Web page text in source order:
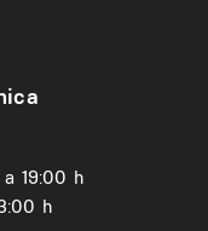
19:00 h
h